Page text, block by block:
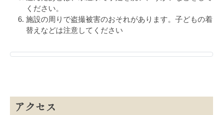
ください。
施設の周りで盗撮被害のおそれがあります。子どもの着
替えなどは注意してください
アクセス